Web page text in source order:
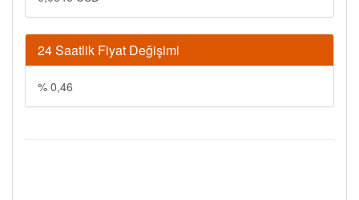
24 Saatlik Fiyat Değişimi
% 0,46